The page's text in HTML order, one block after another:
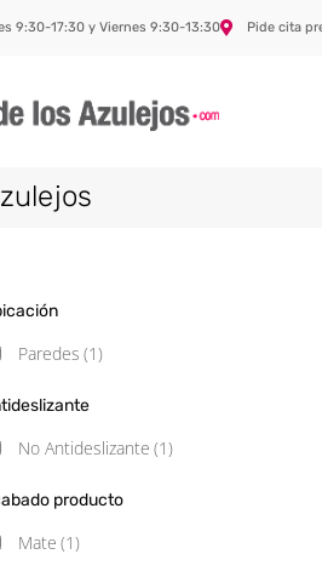
9:30-17:30 y Viernes 9:30-13:30 Pide cita
Paredes (1)
No Antideslizante (1)
producto
Mate (1)